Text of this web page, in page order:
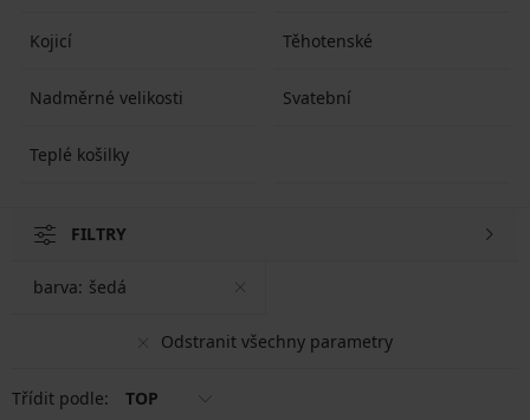
Kojicí Těhotenské
Nadměrné velikosti Svatební
Teplé košilky
FILTRY
Odstranit všechny parametry
barva: šedá
Třídit podle: TOP